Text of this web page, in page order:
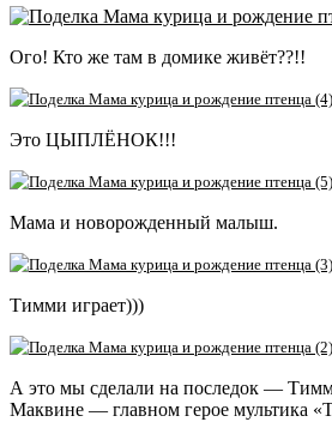
Ого! Кто же там в домике живёт??!!
Это ЦЫПЛЁНОК!!!
Мама и новорожденный малыш.
Тимми играет)))
А это мы сделали на последок —
Маквине — главном герое мультика